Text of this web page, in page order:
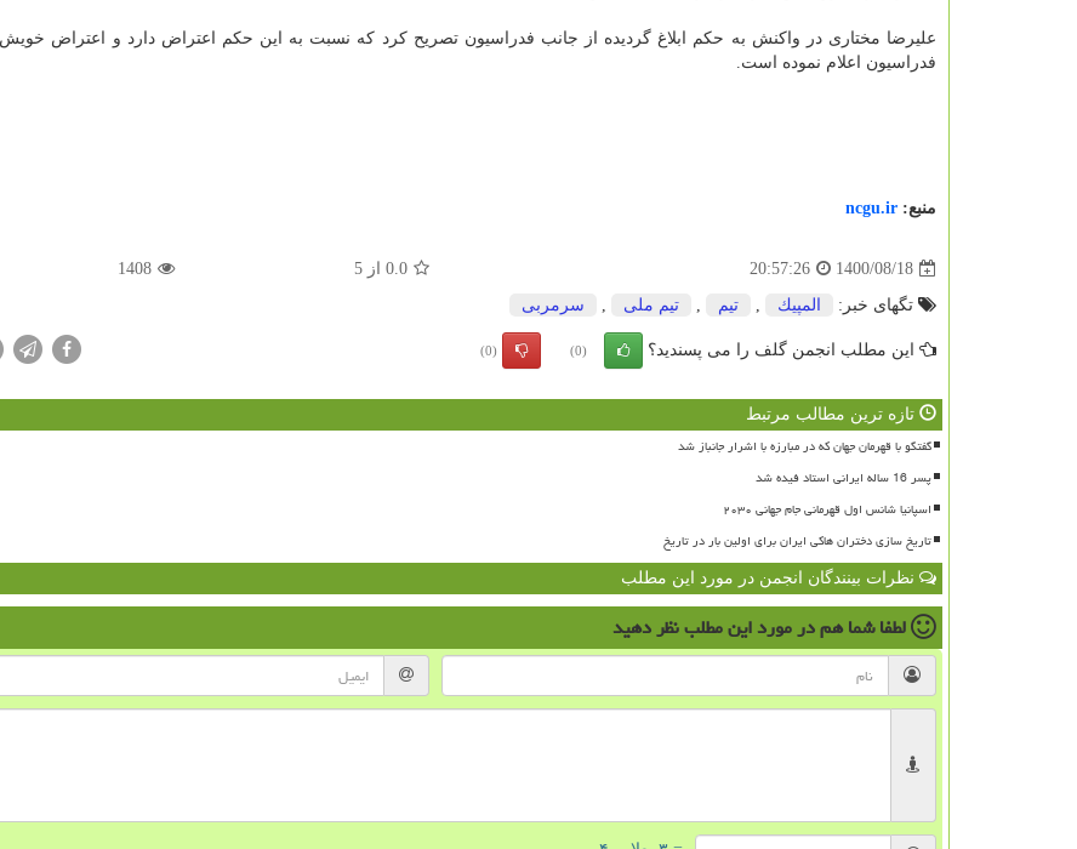
علیرضا مختاری در واکنش به حکم ابلاغ گردیده از جانب فدراسیون تصریح کرد که نسبت به این حکم اعتراض دارد و اعتراض
فدراسیون اعلام نموده است.
منبع: ncgu.ir
1400/08/18
20:57:26
0.0 از5
1408
تگهای خبر: المپیك , تیم , تیم ملی , سرمربی
این مطلب انجمن گلف را می پسندید؟ (0)
(0)
تازه ترین مطالب مرتبط
گفتگو با قهرمان جهان که در مبارزه با اشرار جانباز شد
پسر 16 ساله ایرانی استاد فیده شد
اسپانیا شانس اول قهرمانی جام جهانی ۲۰۳۰
تاریخ سازی دختران هاکی ایران برای اولین بار در تاریخ
نظرات بینندگان انجمن در مورد این مطلب
لطفا شما همدر مورد این مطلبنظر دهید